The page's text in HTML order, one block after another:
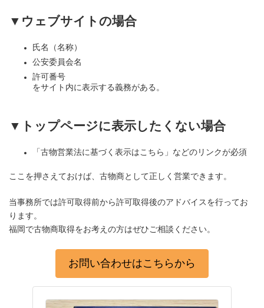
▼ウェブサイトの場合
氏名（名称）
公安委員会名
許可番号
をサイト内に表示する義務がある。
▼トップページに表示したくない場合
「古物営業法に基づく表示はこちら」などのリンクが必須
ここを押さえておけば、古物商として正しく営業できます。
当事務所では許可取得前から許可取得後のアドバイスを行ってお
ります。
福岡で古物商取得をお考えの方はぜひご相談ください。
お問い合わせはこちらから